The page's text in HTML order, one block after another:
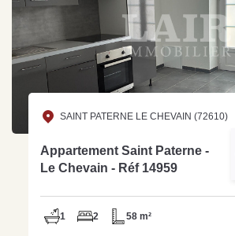
SAINT PATERNE LE CHEVAIN (72610)
Appartement Saint Paterne -
Le Chevain - Réf 14959
1 2 58 m²